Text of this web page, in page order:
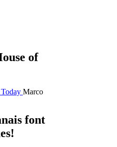
of
Marco
font